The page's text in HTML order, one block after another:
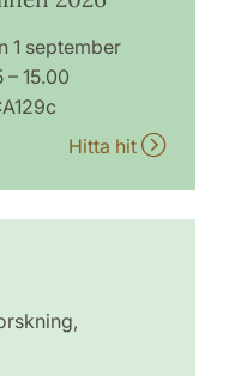
1 september
– 15.00
Hitta hit